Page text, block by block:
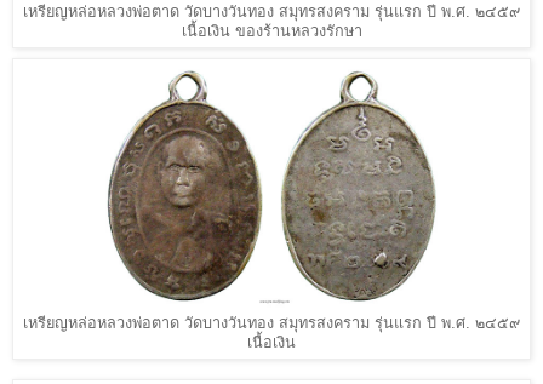
เหรียญหล่อหลวงพ่อตาด วัดบางวันทอง สมุทรสงคราม รุ่นแรก ปี พ.ศ. ๒๔๕๙
เนื้อเงิน ของร้านหลวงรักษา
เหรียญหล่อหลวงพ่อตาด วัดบางวันทอง สมุทรสงคราม รุ่นแรก ปี พ.ศ. ๒๔๕๙
เนื้อเงิน